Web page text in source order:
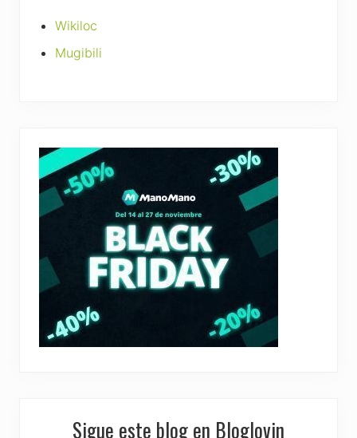
Wikiloc
Mugibili
Sigue este blog en Bloglovin